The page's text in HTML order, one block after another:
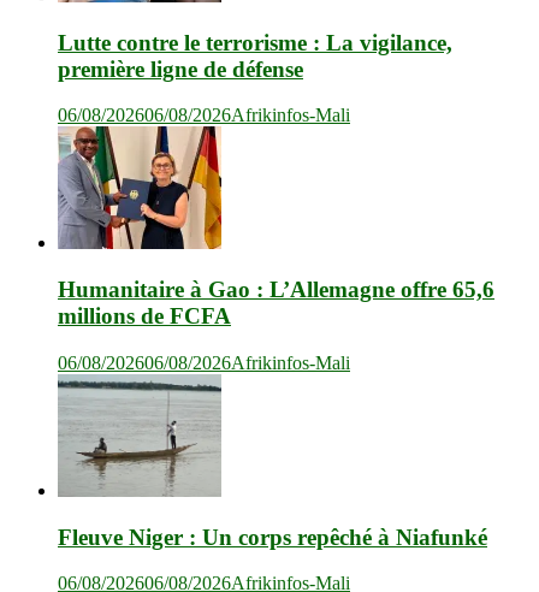
Lutte contre le terrorisme : La vigilance,
première ligne de défense
06/08/202606/08/2026Afrikinfos-Mali
Humanitaire à Gao : L’Allemagne offre 65,6
millions de FCFA
06/08/202606/08/2026Afrikinfos-Mali
Fleuve Niger : Un corps repêché à Niafunké
06/08/202606/08/2026Afrikinfos-Mali